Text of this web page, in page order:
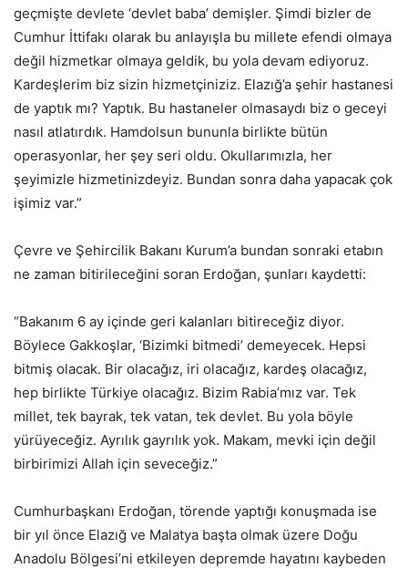
geçmişte devlete ‘devlet baba’ demişler. Şimdi bizler de
Cumhur İttifakı olarak bu anlayışla bu millete efendi olmaya
değil hizmetkar olmaya geldik, bu yola devam ediyoruz.
Kardeşlerim biz sizin hizmetçiniziz. Elazığ’a şehir hastanesi
de yaptık mı? Yaptık. Bu hastaneler olmasaydı biz o geceyi
nasıl atlatırdık. Hamdolsun bununla birlikte bütün
operasyonlar, her şey seri oldu. Okullarımızla, her
şeyimizle hizmetinizdeyiz. Bundan sonra daha yapacak çok
işimiz var.”
Çevre ve Şehircilik Bakanı Kurum’a bundan sonraki etabın
ne zaman bitirileceğini soran Erdoğan, şunları kaydetti:
“Bakanım 6 ay içinde geri kalanları bitireceğiz diyor.
Böylece Gakkoşlar, ‘Bizimki bitmedi’ demeyecek. Hepsi
bitmiş olacak. Bir olacağız, iri olacağız, kardeş olacağız,
hep birlikte Türkiye olacağız. Bizim Rabia’mız var. Tek
millet, tek bayrak, tek vatan, tek devlet. Bu yola böyle
yürüyeceğiz. Ayrılık gayrılık yok. Makam, mevki için değil
birbirimizi Allah için seveceğiz.”
Cumhurbaşkanı Erdoğan, törende yaptığı konuşmada ise
bir yıl önce Elazığ ve Malatya başta olmak üzere Doğu
Anadolu Bölgesi’ni etkileyen depremde hayatını kaybeden